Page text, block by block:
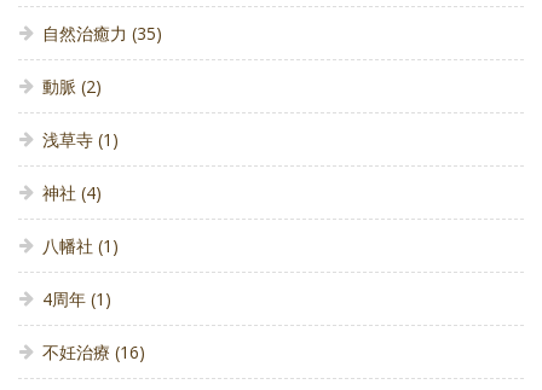
自然治癒力 (35)
動脈 (2)
浅草寺 (1)
神社 (4)
八幡社 (1)
4周年 (1)
不妊治療 (16)